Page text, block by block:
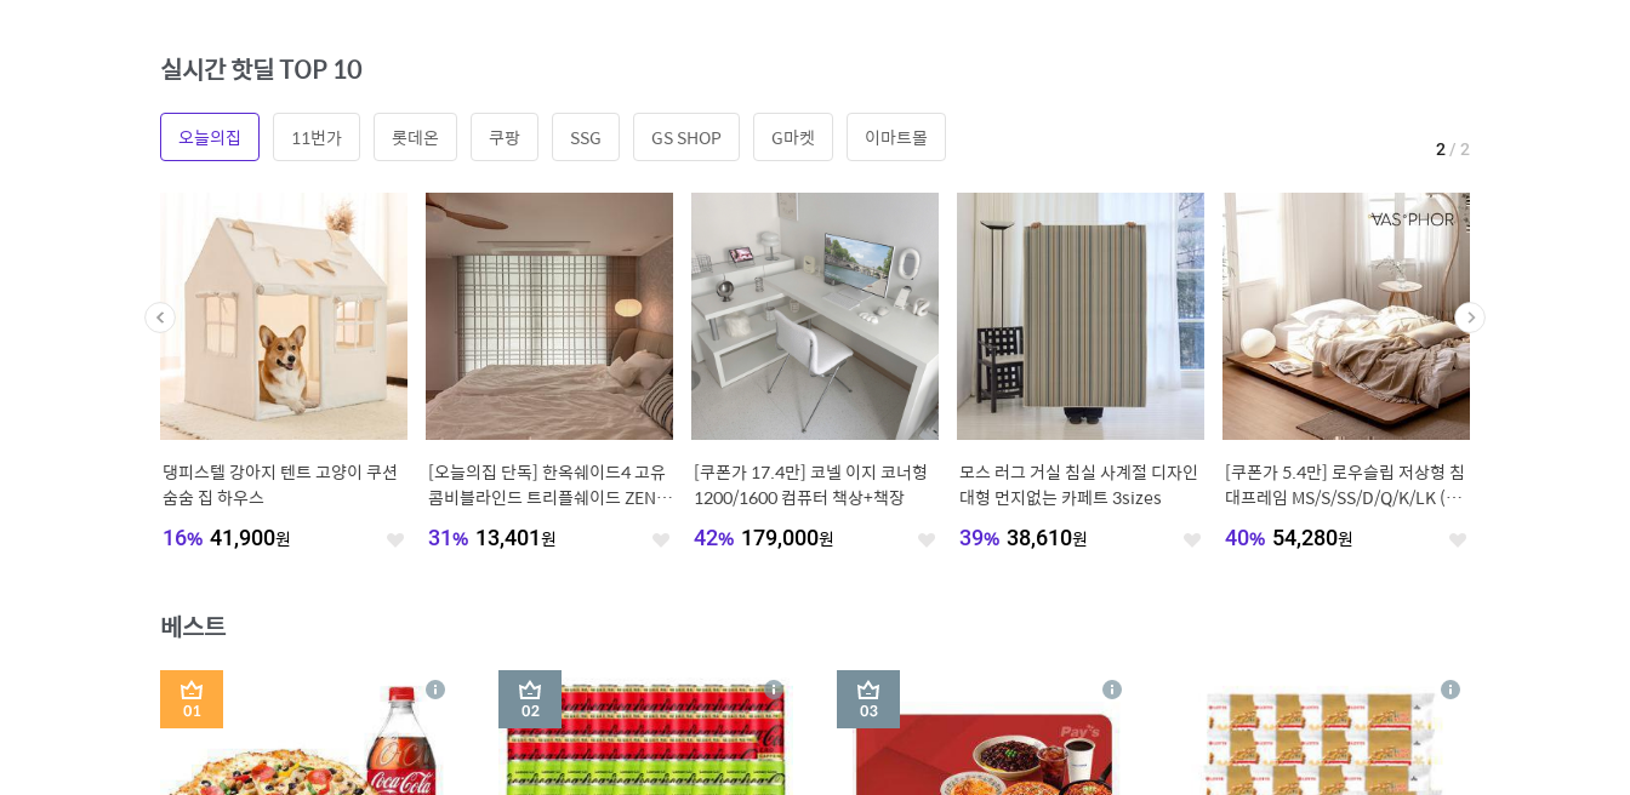
실시간 핫딜 TOP 10
오늘의집 11번가 롯데온 쿠팡 SSG GS SHOP G마켓 이마트몰
댕피스텔 강아지 텐트 고양이 쿠션
숨숨 집 하우스
16% 41,900원 좋
[오늘의집 단독] 한옥쉐이드4 고유
콤비블라인드 트리플쉐이드 ZEN
31% 13,401원 좋
[쿠폰가 17.4만] 코넬 이지 코너형
1200/1600 컴퓨터 책상+책장
42% 179,000원 좋
모스 러그 거실 침실 사계절 디자인
대형 먼지없는 카페트 3sizes
39% 38,610원 좋
[쿠폰가 5.4만] 로우슬립 저상형 침
대프레임 MS/S/SS/D/Q/K/LK (높
40% 54,280원 좋
2 / 2
베스트
1
상
2
상
세
3
상
세
상